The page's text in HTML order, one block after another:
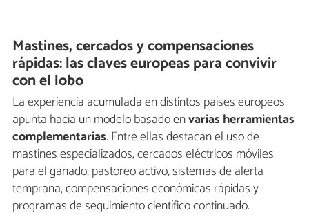
Mastines, cercados y compensaciones
rápidas: las claves europeas para convivir
con el lobo
La experiencia acumulada en distintos países europeos
apunta hacia un modelo basado envarias herramientas
complementarias. Entre ellas destacan el uso de
mastines especializados, cercados eléctricos móviles
para el ganado, pastoreo activo, sistemas de alerta
temprana, compensaciones económicas rápidas y
programas de seguimiento científico continuado.